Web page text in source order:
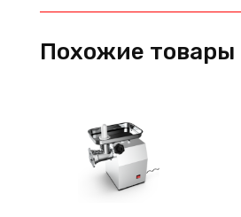
TR,
(Турция)
Похожие товары